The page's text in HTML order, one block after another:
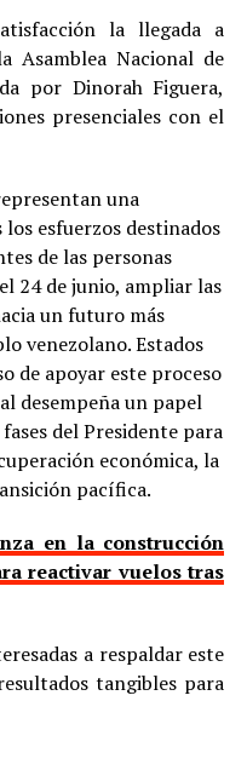
la llegada a
Asamblea Nacional de
por Dinorah Figuera,
presenciales con el
una
esfuerzos destinados
de las personas
24 de junio, ampliar las
un futuro más
venezolano. Estados
de apoyar este proceso
desempeña un papel
del Presidente para
económica, la
pacífica.
en la construcción
reactivar vuelos tras
a respaldar este
tangibles para